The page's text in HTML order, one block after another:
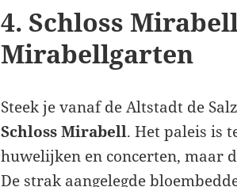
4. Schloss
Mirabellgarten
Steek je vanaf de Altstadt de
Schloss Mirabell. Het paleis is
huwelijken en concerten, maar
De strak aangelegde